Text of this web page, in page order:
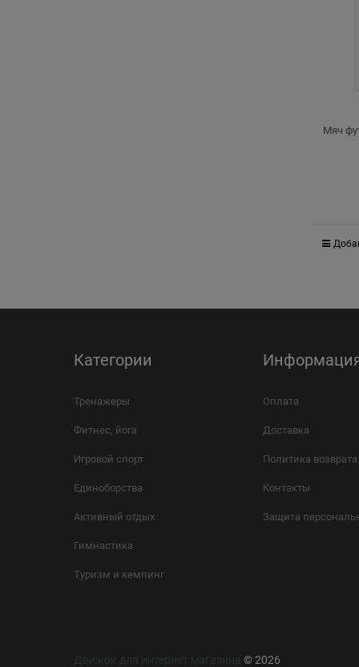
Мяч
Категории
Тренажеры
Фитнес, йога
Игровой спорт
Единоборства
Активный отдых
Гимнастика
Туризм и кемпинг
Оплата
Доставка
Политика возврата
Контакты
Защита
© 2026